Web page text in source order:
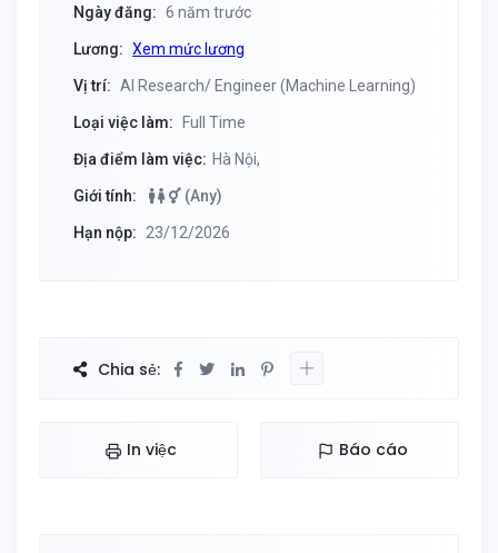
Ngày đăng: 6 năm trước
Lương: Xem mức lương
Vị trí: AI Research/ Engineer (Machine Learning)
Loại việc làm: Full Time
Địa điểm làm việc: Hà Nội,
Giới tính: (Any)
Hạn nộp: 23/12/2026
Chia sẻ:
In việc Báo cáo